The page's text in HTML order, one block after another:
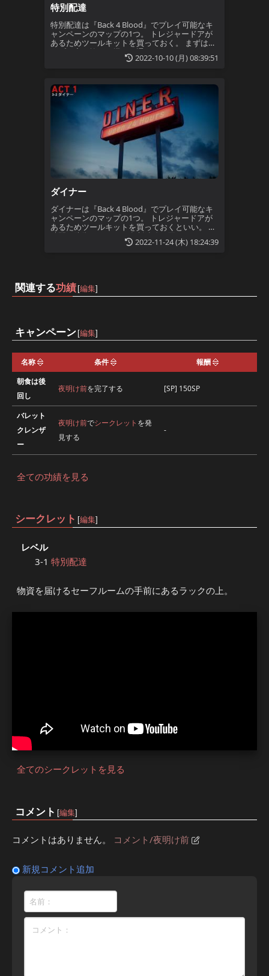
特別配達
特別配達は『Back 4 Blood』でプレイ可能なキ
ャンペーンのマップの1つ。 トレジャードアが
あるためツールキットを買っておく。 まずはホ
ープ要塞を抜け一掃でも通ったガソリンスタン
ド前の通りを進む。今回は突き当り左手のフレ
に配置された物資箱を2つ(ソロなら1つ)探して
セーフルームまで運ぶ。物資箱は建物の中以外
2022-10-10 (月) 08:39:51
ダイナー
ダイナーは『Back 4 Blood』でプレイ可能なキ
ャンペーンのマップの1つ。 トレジャードアが
あるためツールキットを買っておくといい。 長
時間の防衛があるため有刺鉄線を買っておくと
いい。 特別配達で集めた物資箱を、今度はダイ
ニッチャーは変異型のため、可能な限り無視し
た
2022-11-24 (木) 18:24:39
関連する功績 [編集]
キャンペーン [編集]
名称 条件
報酬
朝食は後
回し
夜明け前を完了する [SP] 150SP
バレット
クレンザ
ー
夜明け前でシークレット を発
見する
-
全ての功績を見る
シークレット [編集]
レベル
3-1 特別配達
物資を届けるセーフルームの手前にあるラックの上。
全てのシークレットを見る
コメント [編集]
コメントはありません。 コメント/夜明け前
新規コメント追加